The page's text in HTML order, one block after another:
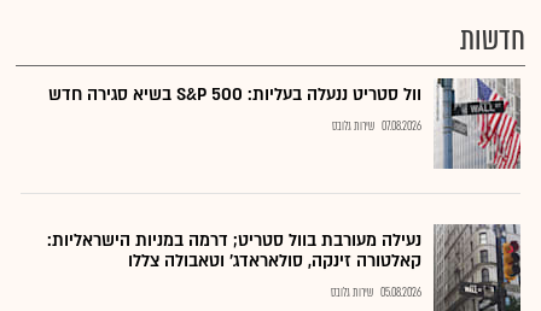
חדשות
וול סטריט ננעלה בעליות: S&P 500 בשיא סגירה חדש
07.08.2026 שירות גלובס
נעילה מעורבת בוול סטריט; דרמה במניות הישראליות:
קאלטורה זינקה, סולאראדג' וטאבולה צללו
05.08.2026 שירות גלובס